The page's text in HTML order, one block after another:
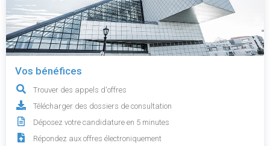
Vos bénéfices
Trouver des appels d'offres
Télécharger des dossiers de consultation
Déposez votre candidature en 5 minutes
Répondez aux offres électroniquement